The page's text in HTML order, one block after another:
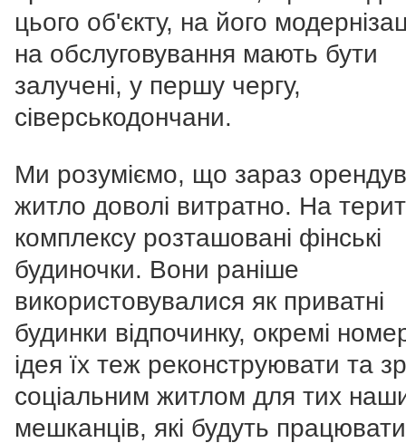
цього об'єкту, на його
на обслуговування мають бути
залучені, у першу чергу,
сіверськодончани.
Ми розуміємо, що зараз
житло доволі витратно. На
комплексу розташовані фінські
будиночки. Вони раніше
використовувалися як приватні
будинки відпочинку, окремі
ідея їх теж реконструювати та
соціальним житлом для тих
мешканців, які будуть